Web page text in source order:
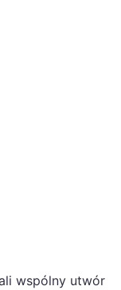
wspólny utwór